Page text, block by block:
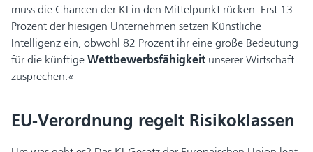
muss die Chancen der KI in den Mittelpunkt rücken. Erst 13
Prozent der hiesigen Unternehmen setzen Künstliche
Intelligenz ein, obwohl 82 Prozent ihr eine große Bedeutung
für die künftige Wettbewerbsfähigkeit unserer Wirtschaft
zusprechen.«
EU-Verordnung regelt Risikoklassen